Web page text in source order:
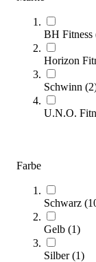
BH Fitness
Horizon
Schwinn (2
U.N.O.
Farbe
Schwarz (
Gelb (1)
Silber(1)
Indoor-Cycles
Artikel)
Informationen, um
Zum Ratgeber
Kategorien &
Sortieren nach